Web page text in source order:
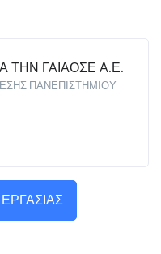
ΤΗΝ ΓΑΙΑΟΣΕ Α.Ε.
ΠΑΝΕΠΙΣΤΗΜΙΟΥ